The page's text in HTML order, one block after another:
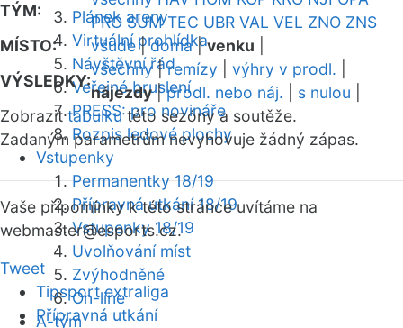
Plánek areny
Virtuální prohlídka
Návštěvní řád
Veřejné bruslení
PRESS: pro novináře
Rozpis ledové plochy
Vstupenky
Permanentky 18/19
Přípravná utkání 18/19
Vstupenky 18/19
Uvolňování míst
Zvýhodněné
On-line
A-tým
TÝM:
PRO SUM TEC UBR VAL VEL ZNO ZNS
MÍSTO:
všude|doma|venku
VÝSLEDKY:
všechny|remízy výhry v prodl.
nájezdy|prodl. nebo náj. s nulou
Zobrazittabulkutéto sezóny a soutěže.
Zadaným parametrům nevyhovuje žádný zápas.
Vaše připomínky k této stránce uvítáme na
webmaster@esports.cz.
Tweet
Tipsport extraliga
Přípravná utkání